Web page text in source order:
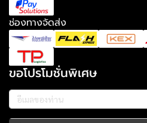
ช่องทางจัดส่ง
ขอโปรโมชั่นพิเศษ